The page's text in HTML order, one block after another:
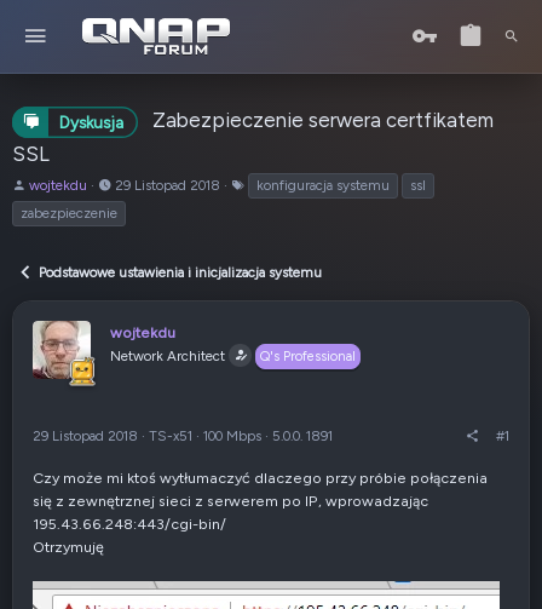
Dyskusja
Zabezpieczenie serwera certfikatem
SSL
A
u
t
r
m
a
wojtekdu
o
d
:
29 Listopad 2018
a
konfiguracja systemu
ssl
zabezpieczenie
Podstawowe ustawienia i inicjalizacja systemu
wojtekdu
Network Architect Q's Professional
29 Listopad 2018 · TS-x51 · 100 Mbps · 5.0.0. 1891 #1
Czy może mi ktoś wytłumaczyć dlaczego przy próbie połączenia
się z zewnętrznej sieci z serwerem po IP, wprowadzając
195.43.66.248:443/cgi-bin/
Otrzymuję